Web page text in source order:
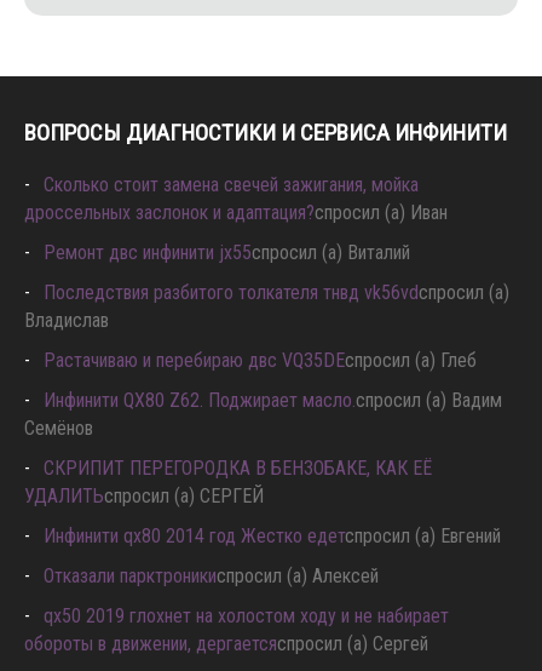
ВОПРОСЫ ДИАГНОСТИКИ И СЕРВИСА ИНФИНИТИ
Сколько стоит замена свечей зажигания, мойка
дроссельных заслонок и адаптация?спросил (а) Иван
Ремонт двс инфинити jx55спросил (а) Виталий
Последствия разбитого толкателя тнвд vk56vdспросил (а)
Владислав
Растачиваю и перебираю двс VQ35DEспросил (а) Глеб
Инфинити QX80 Z62. Поджирает масло.спросил (а) Вадим
Семёнов
СКРИПИТ ПЕРЕГОРОДКА В БЕНЗОБАКЕ, КАК ЕЁ
УДАЛИТЬспросил (а) СЕРГЕЙ
Инфинити qx80 2014 год Жестко едетспросил (а) Евгений
Отказали парктроникиспросил (а) Алексей
qx50 2019 глохнет на холостом ходу и не набирает
обороты в движении, дергаетсяспросил (а) Сергей